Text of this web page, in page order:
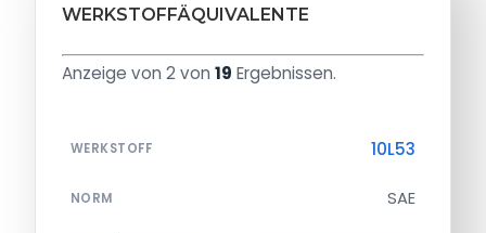
WERKSTOFFÄQUIVALENTE
Anzeige von 2 von 19 Ergebnissen.
WERKSTOFF 10L53
NORM SAE